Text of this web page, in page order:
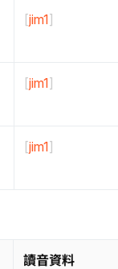
[jim1]
[jim1]
[jim1]
讀音資料